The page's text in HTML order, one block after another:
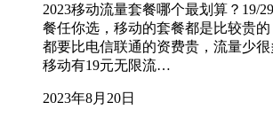
2023移动流量套餐哪个最划算？19/
餐任你选，移动的套餐都是比较贵的
都要比电信联通的资费贵，流量少
移动有19元无限流…
2023年8月20日